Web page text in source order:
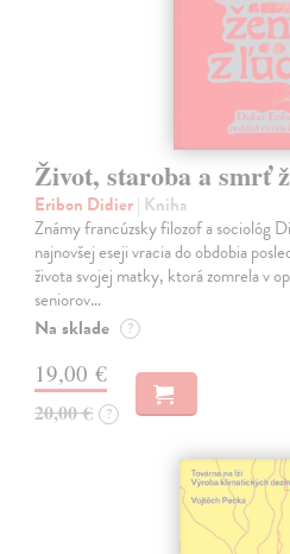
Život, staroba a smrť
Eribon Didier| Kniha
Známy francúzsky filozof a sociológ
najnovšej eseji vracia do obdobia
života svojej matky, ktorá zomrela v
seniorov…
Na sklade ?
19,00 €
20,00 € ?